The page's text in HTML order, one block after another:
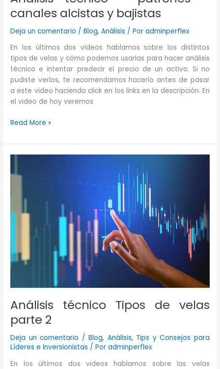
canales alcistas y bajistas
Deja un comentario /Blog,Análisis / Poradminperflex
En los últimos dos videos hablamos sobre los distintos
tipos de velas y cómo podemos usarlas para hacer análisis
técnico e intentar predecir el precio de un activo. Si no
pudiste verlos, te recomendamos hacerlo antes de pasar
a este video haciendo click en los links en la descripción. En
el video de hoy veremos
Análisis
–
patrones
canales
y
Read More »
Análisis técnico Tipos de velas
parte 2
Deja un comentario /Blog, Análisis, Tips y Consejos para
Líderes e Inversionistas / Poradminperflex
En los últimos dos videos hablamos sobre las velas